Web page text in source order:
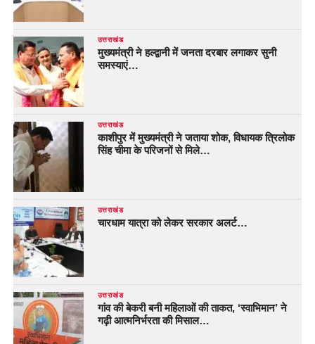
उत्तराखंड
मुख्यमंत्री ने हल्द्वानी में जनता दरबार लगाकर सुनी
समस्याएं…
उत्तराखंड
काशीपुर में मुख्यमंत्री ने जताया शोक, विधायक त्रिलोक
सिंह चीमा के परिजनों से मिले…
उत्तराखंड
चारधाम यात्रा को लेकर सरकार अलर्ट…
उत्तराखंड
गांव की बेकरी बनी महिलाओं की ताकत, ‘स्वाभिमान’ ने
गढ़ी आत्मनिर्भरता की मिसाल…